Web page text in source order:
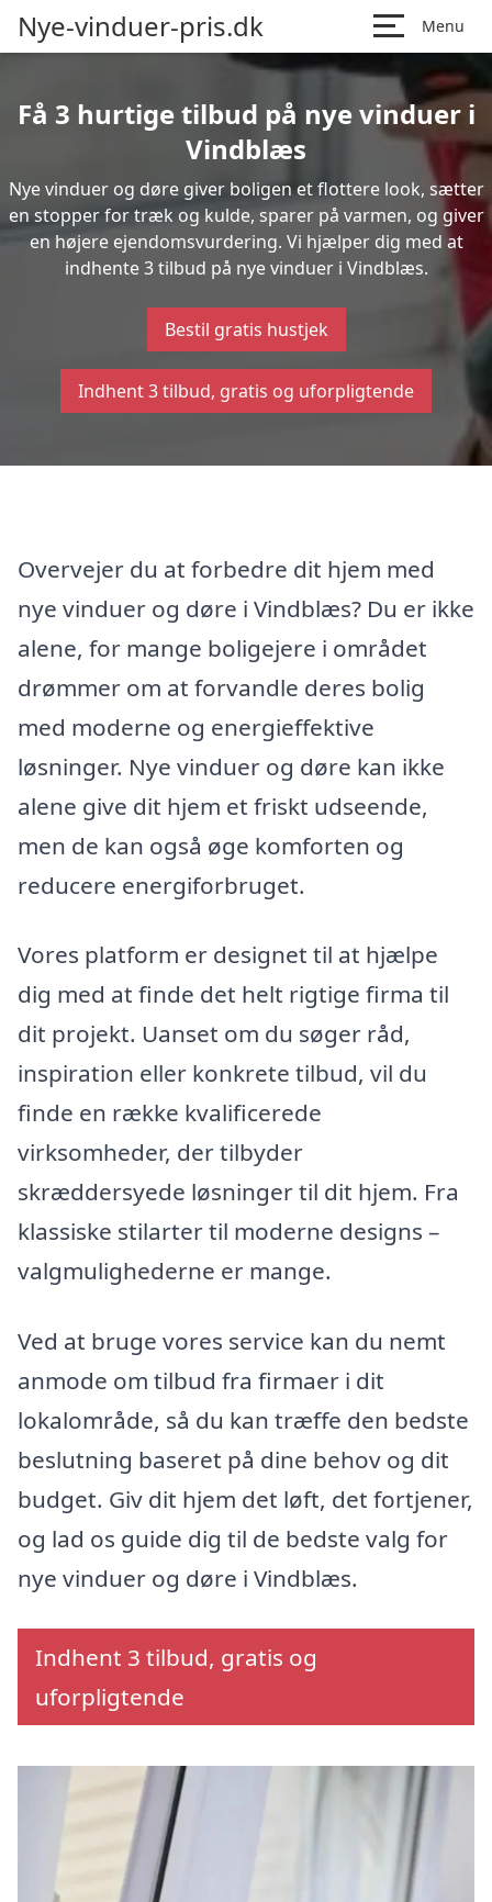
Nye-vinduer-pris.dk Menu
Få 3 hurtige tilbud på nye vinduer i
Vindblæs
Nye vinduer og døre giver boligen et flottere look, sætter
en stopper for træk og kulde, sparer på varmen, og giver
en højere ejendomsvurdering. Vi hjælper dig med at
indhente 3 tilbud på nye vinduer i Vindblæs.
Bestil gratis hustjek
Indhent 3 tilbud, gratis og uforpligtende
Overvejer du at forbedre dit hjem med
nye vinduer og døre i Vindblæs? Du er ikke
alene, for mange boligejere i området
drømmer om at forvandle deres bolig
med moderne og energieffektive
løsninger. Nye vinduer og døre kan ikke
alene give dit hjem et friskt udseende,
men de kan også øge komforten og
reducere energiforbruget.
Vores platform er designet til at hjælpe
dig med at finde det helt rigtige firma til
dit projekt. Uanset om du søger råd,
inspiration eller konkrete tilbud, vil du
finde en række kvalificerede
virksomheder, der tilbyder
skræddersyede løsninger til dit hjem. Fra
klassiske stilarter til moderne designs –
valgmulighederne er mange.
Ved at bruge vores service kan du nemt
anmode om tilbud fra firmaer i dit
lokalområde, så du kan træffe den bedste
beslutning baseret på dine behov og dit
budget. Giv dit hjem det løft, det fortjener,
og lad os guide dig til de bedste valg for
nye vinduer og døre i Vindblæs.
Indhent 3 tilbud, gratis og
uforpligtende